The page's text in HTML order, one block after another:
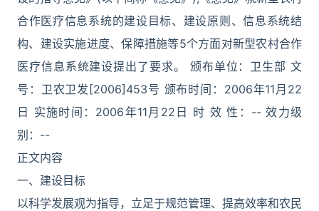
合作医疗信息系统的建设目标、建设原则、信息系统结
构、建设实施进度、保障措施等5个方面对新型农村合作
医疗信息系统建设提出了要求。 颁布单位：卫生部 文
号：卫农卫发[2006]453号 颁布时间：2006年11月22
日 实施时间：2006年11月22日 时 效 性：-- 效力级
别：--
正文内容
一、建设目标
以科学发展观为指导，立足于规范管理、提高效率和农民